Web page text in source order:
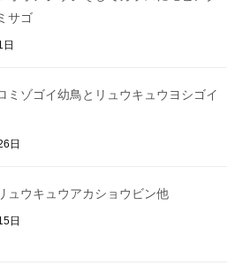
サゴ
ミゾゴイ幼鳥とリュウキュウヨシゴイ
日
ュウキュウアカショウビン他
日